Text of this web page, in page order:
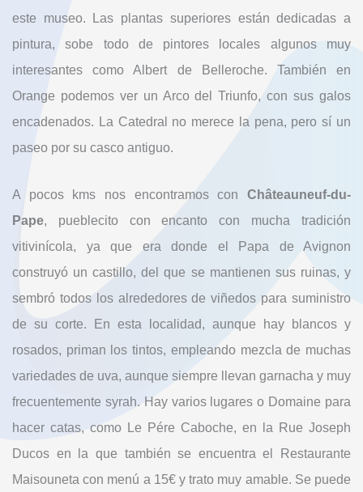
este museo. Las plantas superiores están dedicadas a
pintura, sobe todo de pintores locales algunos muy
interesantes como Albert de Belleroche. También en
Orange podemos ver un Arco del Triunfo, con sus galos
encadenados. La Catedral no merece la pena, pero sí un
paseo por su casco antiguo.
A pocos kms nos encontramos con Châteauneuf-du-
Pape, pueblecito con encanto con mucha tradición
vitivinícola, ya que era donde el Papa de Avignon
construyó un castillo, del que se mantienen sus ruinas, y
sembró todos los alrededores de viñedos para suministro
de su corte. En esta localidad, aunque hay blancos y
rosados, priman los tintos, empleando mezcla de muchas
variedades de uva, aunque siempre llevan garnacha y muy
frecuentemente syrah. Hay varios lugares o Domaine para
hacer catas, como Le Pére Caboche, en la Rue Joseph
Ducos en la que también se encuentra el Restaurante
Maisouneta con menú a 15€ y trato muy amable. Se puede